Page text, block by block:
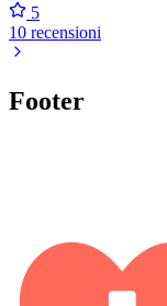
5
10 recensioni
Footer